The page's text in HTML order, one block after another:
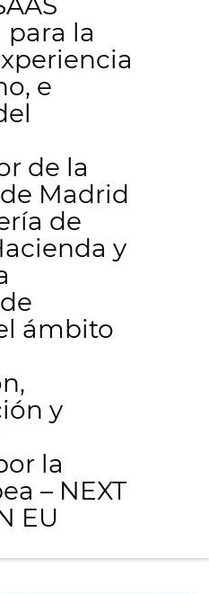
para la
e
de la
Madrid
de
y
ámbito
y
la
– NEXT
EU